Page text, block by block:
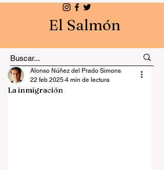
El Salmón
La inmigración
Alonso Núñez del Prado Simons
22 feb 2025 4 min de lectura